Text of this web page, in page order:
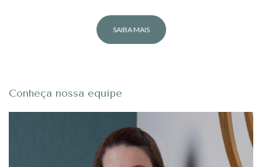
SAIBA MAIS
Conheça nossa equipe